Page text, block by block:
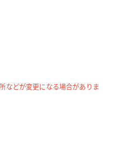
などが変更になる場合がありま